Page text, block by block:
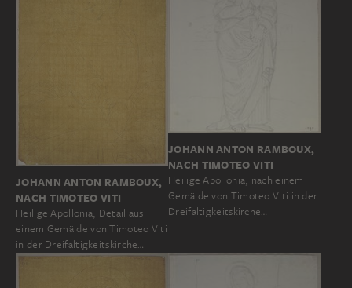
JOHANN ANTON RAMBOUX,
NACH TIMOTEO VITI
Heilige Apollonia, Detail aus
einem Gemälde von Timoteo Viti
in der Dreifaltigkeitskirche…
JOHANN ANTON RAMBOUX,
NACH TIMOTEO VITI
Heilige Apollonia, nach einem
Gemälde von Timoteo Viti in der
Dreifaltigkeitskirche…